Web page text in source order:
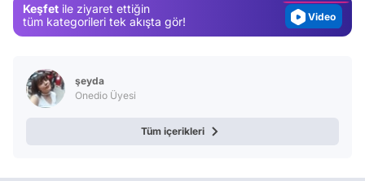
Keşfet ile ziyaret ettiğin
tüm kategorileri tek akışta gör!
Video
şeyda
Onedio Üyesi
Tüm içerikleri